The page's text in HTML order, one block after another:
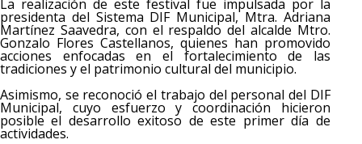
La realización de este festival fue impulsada por la
presidenta del Sistema DIF Municipal, Mtra. Adriana
Martínez Saavedra, con el respaldo del alcalde Mtro.
Gonzalo Flores Castellanos, quienes han promovido
acciones enfocadas en el fortalecimiento de las
tradiciones y el patrimonio cultural del municipio.
Asimismo, se reconoció el trabajo del personal del DIF
Municipal, cuyo esfuerzo y coordinación hicieron
posible el desarrollo exitoso de este primer día de
actividades.